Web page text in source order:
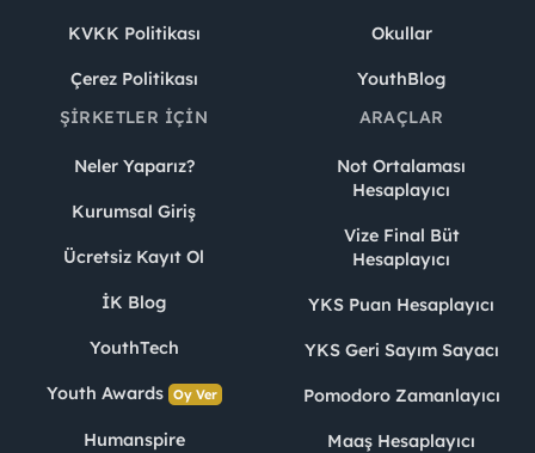
KVKK Politikası
Çerez Politikası
Okullar
YouthBlog
ŞIRKETLER İÇIN
Neler Yaparız?
Kurumsal Giriş
Ücretsiz Kayıt Ol
İK Blog
YouthTech
Youth Awards Oy Ver
Humanspire
ARAÇLAR
Not Ortalaması
Hesaplayıcı
Vize Final Büt
Hesaplayıcı
YKS Puan Hesaplayıcı
YKS Geri Sayım Sayacı
Pomodoro Zamanlayıcı
Maaş Hesaplayıcı